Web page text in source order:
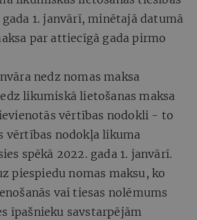
1. janvārī, minētajā datumā
par attiecīgā gada pirmo
nedz nomas maksa
likumiskā lietošanas maksa
vērtības nodokli - to
vērtības nodokļa likuma
spēkā 2022. gada 1. janvārī.
piespiedu nomas maksu, ko
vai tiesas nolēmums
īpašnieku savstarpējām